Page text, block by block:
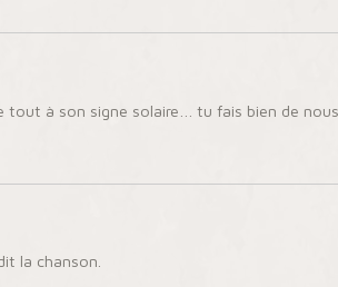
tout à son signe solaire… tu fais bien de
la chanson.